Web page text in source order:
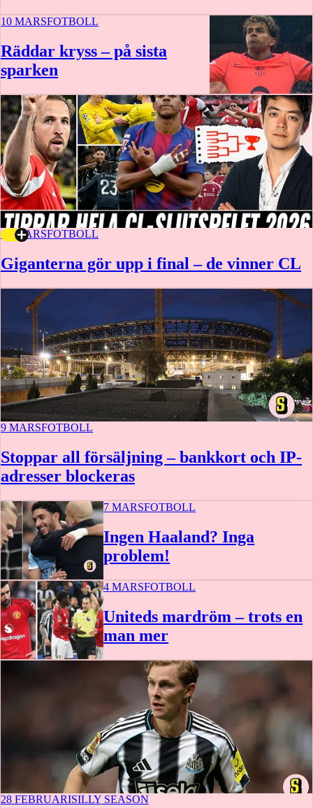
10 MARSFOTBOLL
Räddar kryss – på sista
sparken
10 MARSFOTBOLL
Giganterna gör upp i final – de vinner CL
9 MARSFOTBOLL
Stoppar all försäljning – bankkort och IP-
adresser blockeras
7 MARSFOTBOLL
Ingen Haaland? Inga
problem!
4 MARSFOTBOLL
Uniteds mardröm – trots en
man mer
28 FEBRUARISILLY SEASON